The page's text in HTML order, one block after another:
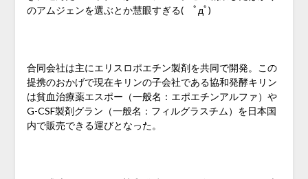
のアムジェンを選ぶとか慧眼すぎる( ﾟдﾟ)
合同会社は主にエリスロポエチン製剤を共同で開発。この
提携のおかげで現在キリンの子会社である協和発酵キリン
は貧血治療薬エスポー（一般名：エポエチンアルファ）や
G-CSF製剤グラン（一般名：フィルグラスチム）を日本国
内で販売できる運びとなった。